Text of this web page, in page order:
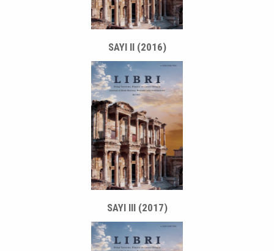
SAYI II (2016)
SAYI III (2017)